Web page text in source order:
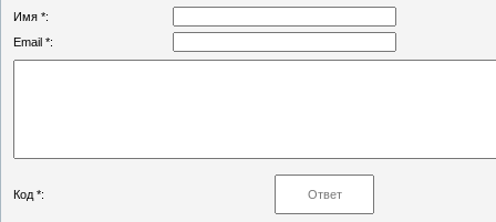
Имя *:
Email *:
Код *: